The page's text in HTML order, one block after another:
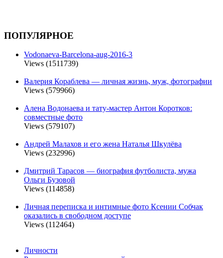
ПОПУЛЯРНОЕ
Vodonaeva-Barcelona-aug-2016-3
Views (1511739)
Валерия Кораблева — личная жизнь, муж, фотографии
Views (579966)
Алена Водонаева и тату-мастер Антон Коротков:
совместные фото
Views (579107)
Андрей Малахов и его жена Наталья Шкулёва
Views (232996)
Дмитрий Тарасов — биография футболиста, мужа
Ольги Бузовой
Views (114858)
Личная переписка и интимные фото Ксении Собчак
оказались в свободном доступе
Views (112464)
Личности